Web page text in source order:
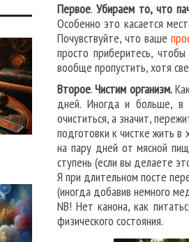
Первое. Убираем то, что
Особенно это касается
Почувствуйте, что ваше
просто приберитесь,
вообще пропустить, хотя
Второе.Чистим организм.
дней. Иногда и больше, в
очиститься, а значит,
подготовки к чистке жить
на пару дней от мясной
ступень (если вы делаете
Я при длительном посте
(иногда добавив немного
NB! Нет канона, как
физического состояния.